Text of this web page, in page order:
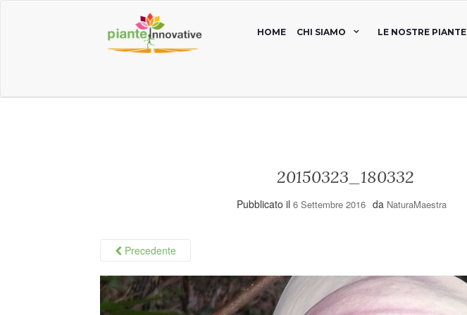
HOME CHI SIAMO LE NOSTRE PIANTE
20150323_180332
Pubblicato il6 Settembre 2016 da NaturaMaestra
Precedente